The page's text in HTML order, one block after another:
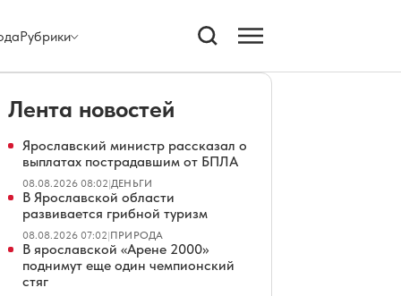
Рубрики
Лента новостей
Ярославский министр рассказал о
выплатах пострадавшим от БПЛА
08.08.2026 08:02|ДЕНЬГИ
В Ярославской области
развивается грибной туризм
08.08.2026 07:02|ПРИРОДА
В ярославской «Арене 2000»
поднимут еще один чемпионский
стяг